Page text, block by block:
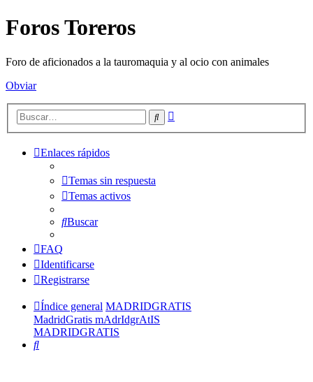
Foros Toreros
Foro de aficionados a la tauromaquia y al ocio con animales
Obviar
Buscar
Enlaces rápidos
Temas sin respuesta
Temas activos
Buscar
FAQ
Identificarse
Registrarse
Índice general MADRIDGRATIS
MadridGratis mAdrIdgrAtIS
MADRIDGRATIS
Buscar